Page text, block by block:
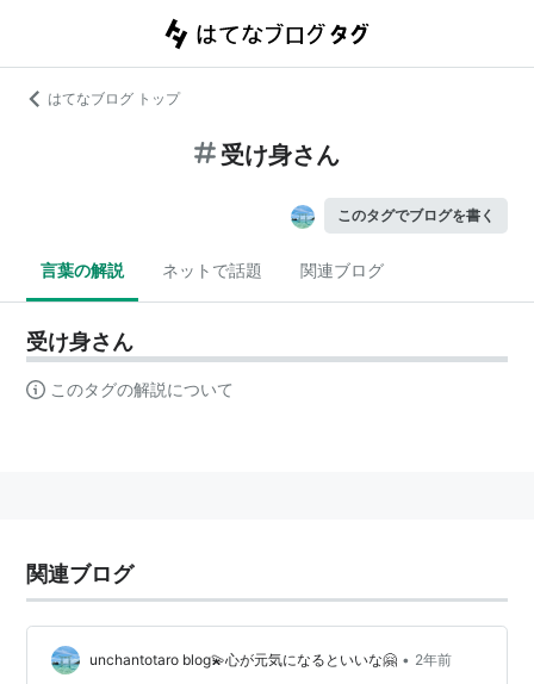
はてなブログ トップ
受け身さん
このタグでブログを書く
言葉の解説 ネットで話題 関連ブログ
受け身さん
このタグの解説について
関連ブログ
unchantotaro blog💫心が元気になるといいな🤗 • 2年前